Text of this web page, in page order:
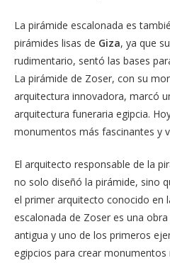
La pirámide escalonada es
pirámides lisas de Giza, ya que
rudimentario, sentó las bases
La pirámide de Zoser, con su
arquitectura innovadora, marcó
arquitectura funeraria egipcia.
monumentos más fascinantes y
El arquitecto responsable de la
no solo diseñó la pirámide, sino
el primer arquitecto conocido en
escalonada de Zoser es una
antigua y uno de los primeros
egipcios para crear